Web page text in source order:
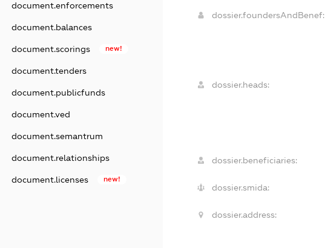
document.enforcements
document.balances
document.scorings new!
document.tenders
document.publicfunds
document.ved
document.semantrum
document.relationships
document.licenses new!
dossier.foundersAndBenef:
dossier.heads:
dossier.beneficiaries:
dossier.smida:
dossier.address: